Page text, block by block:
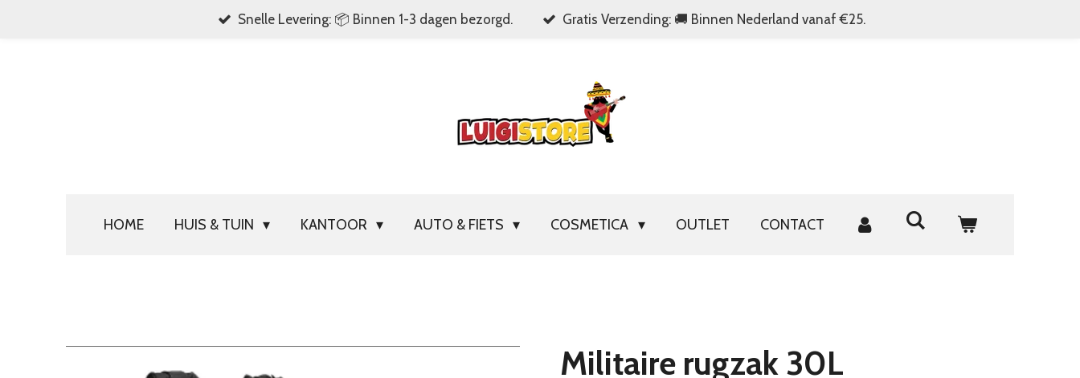
Snelle Levering: 📦 Binnen 1-3 dagen bezorgd. Gratis Verzending: 🚚 Binnen Nederland vanaf €25.
HOME HUIS & TUIN KANTOOR AUTO & FIETS COSMETICA OUTLET CONTACT
Militaire rugzak 30L